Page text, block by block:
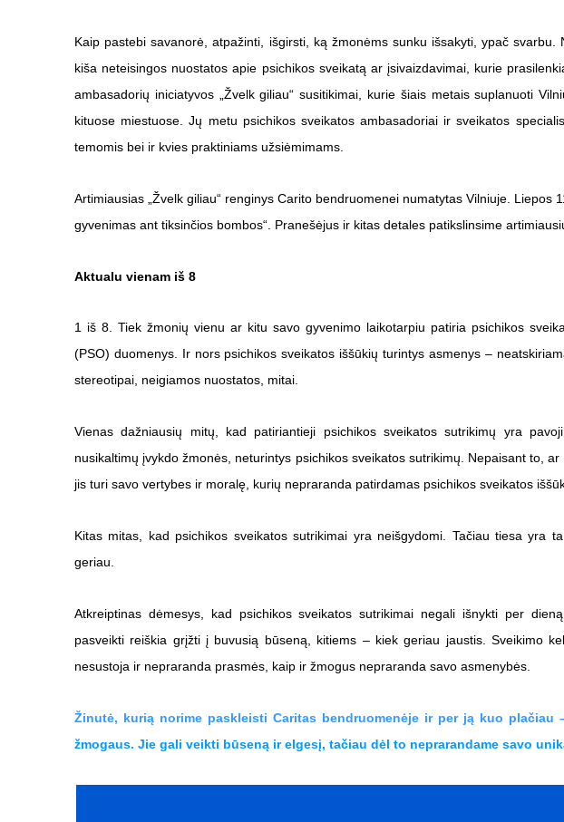
Kaip pastebi savanorė, atpažinti, išgirsti, ką žmonėms sunku išsakyti, ypač
kiša neteisingos nuostatos apie psichikos sveikatą ar įsivaizdavimai, kurie
ambasadorių iniciatyvos „Žvelk giliau“ susitikimai, kurie šiais metais suplanuoti
kituose miestuose. Jų metu psichikos sveikatos ambasadoriai ir sveikatos
temomis bei ir kvies praktiniams užsiėmimams.
Artimiausias „Žvelk giliau“ renginys Carito bendruomenei numatytas Vilniuje. Liepos
gyvenimas ant tiksinčios bombos“. Pranešėjus ir kitas detales patikslinsime
Aktualu vienam iš 8
1 iš 8. Tiek žmonių vienu ar kitu savo gyvenimo laikotarpiu patiria psichikos
(PSO) duomenys. Ir nors psichikos sveikatos iššūkių turintys asmenys –
stereotipai, neigiamos nuostatos, mitai.
Vienas dažniausių mitų, kad patiriantieji psichikos sveikatos sutrikimų yra
nusikaltimų įvykdo žmonės, neturintys psichikos sveikatos sutrikimų. Nepaisant to,
jis turi savo vertybes ir moralę, kurių nepraranda patirdamas psichikos sveikatos
Kitas mitas, kad psichikos sveikatos sutrikimai yra neišgydomi. Tačiau tiesa yra
geriau.
Atkreiptinas dėmesys, kad psichikos sveikatos sutrikimai negali išnykti per
pasveikti reiškia grįžti į buvusią būseną, kitiems – kiek geriau jaustis. Sveikimo
nesustoja ir nepraranda prasmės, kaip ir žmogus nepraranda savo asmenybės.
Žinutė, kurią norime paskleisti Caritas bendruomenėje ir per ją kuo plačiau
žmogaus. Jie gali veikti būseną ir elgesį, tačiau dėl to neprarandame savo